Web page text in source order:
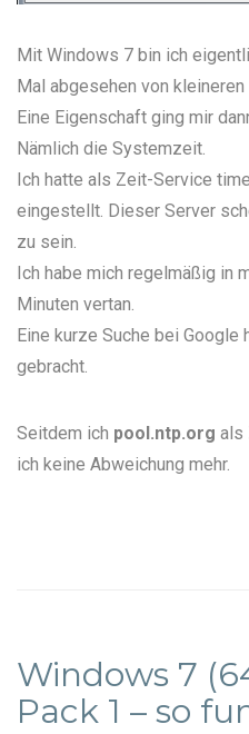
Mit Windows 7 bin ich
Mal abgesehen von kleineren
Eine Eigenschaft ging mir
Nämlich die Systemzeit.
Ich hatte als Zeit-Service
eingestellt. Dieser Server
zu sein.
Ich habe mich regelmäßig in
Minuten vertan.
Eine kurze Suche bei
gebracht.
Seitdem ich pool.ntp.org als
ich keine Abweichung mehr.
Windows 7
Pack 1 – so